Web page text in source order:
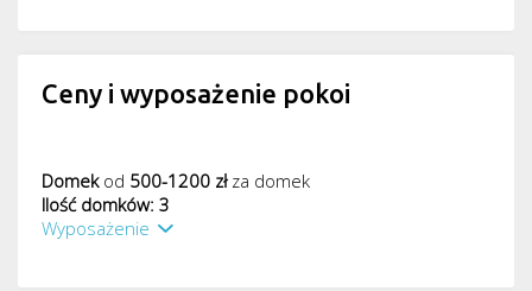
Ceny i wyposażenie pokoi
Domekod 500-1200 złza domek
Ilość domków: 3
Wyposażenie